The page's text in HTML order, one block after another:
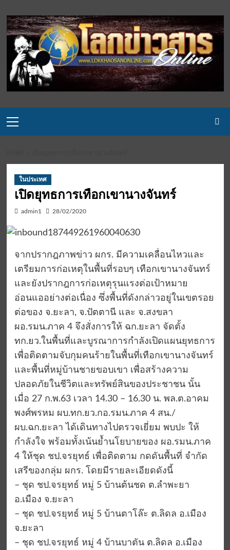
to
content
Menu
ในประเทศ
เปิดยุทธการเทือกเขานางจันทร์
admin1 28/02/2020
จากปรากฎภาพข่าว ผกร. มีความเคลื่อนไหวและ
เตรียมการก่อเหตุในพื้นที่รอบๆ เทือกเขานางจันทร์
และยังปรากฎการก่อเหตุรุนแรงต่อเป้าหมาย
อ่อนแออย่างต่อเนื่อง ซึ่งพื้นที่ดังกล่าวอยู่ในเขตรอย
ต่อของ จ.ยะลา, จ.ปัตตานี และ จ.สงขลา
ผอ.รมน.ภาค 4 จึงสั่งการให้ ฉก.ยะลา จัดตั้ง
ทก.ยว.ในพื้นที่และบูรณาการกำลังเปิดแผนยุทธการ
เพื่อติดตามจับกุมคนร้ายในพื้นที่เทือกเขานางจันทร์
และพื้นที่หมู่บ้านชายขอบเขา เพื่อสร้างความ
ปลอดภัยในชีวิตและทรัพย์สินของประชาชน นั้น
เมื่อ 27 ก.พ.63 เวลา 14.30 – 16.30 น. พล.ต.อาคม
พงศ์พรหม ผบ.ทก.ยว.กอ.รมน.ภาค 4 สน./
ผบ.ฉก.ยะลา ได้เดินทางไปตรวจเยี่ยม พบปะ ให้
กำลังใจ พร้อมทั้งเน้นย้ำนโยบายของ ผอ.รมน.ภาค
4 ให้ชุด ชป.จรยุทธ์ เพื่อติดตาม กดดันพื้นที่ จำกัด
เสรีของกลุ่ม ผกร. โดยมีรายละเอียดดังนี้
– ชุด ชป.จรยุทธ์ หมู่ 5 บ้านต้นชด ต.ลำพะยา
อ.เมือง จ.ยะลา
– ชุด ชป.จรยุทธ์ หมู่ 5 บ้านตาโล๊ะ ต.ลิดล อ.เมือง
จ.ยะลา
– ชุด ชป.จรยุทธ์ หมู่ 4 บ้านบาตัน ต.ลิดล อ.เมือง